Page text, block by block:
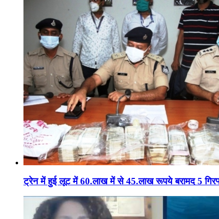
ट्रेन में हुई लूट में 60.लाख में से 45.लाख रूपये बरामद 5